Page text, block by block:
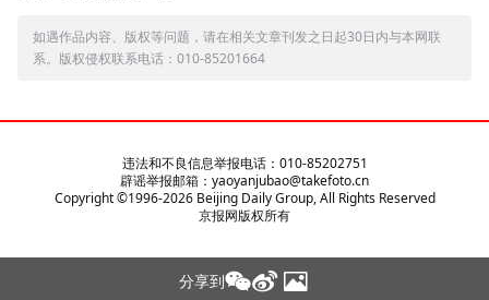
如遇作品内容、版权等问题，请在相关文章刊发之日起30日内与本网联
系。版权侵权联系电话：010-85201664
分享到
违法和不良信息举报电话：010-85202751
辟谣举报邮箱：yaoyanjubao@takefoto.cn
Copyright ©1996-2026Beijing Daily Group, All Rights Reserved
京报网版权所有